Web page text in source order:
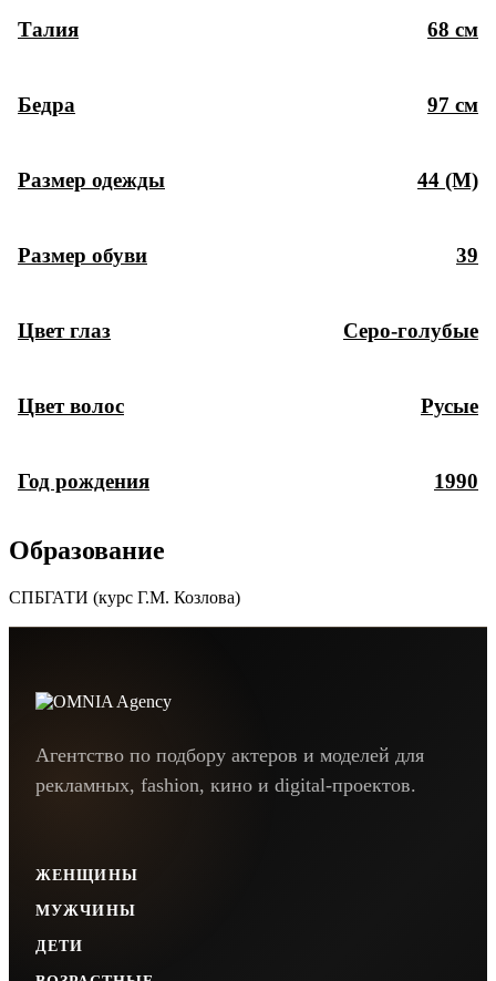
Талия 68 см
Бедра 97 см
Размер одежды 44 (M)
Размер обуви 39
Цвет глаз Серо-голубые
Цвет волос Русые
Год рождения 1990
Образование
СПБГАТИ (курс Г.М. Козлова)
Агентство по подбору актеров и моделей для
рекламных, fashion, кино и digital-проектов.
ЖЕНЩИНЫ
МУЖЧИНЫ
ДЕТИ